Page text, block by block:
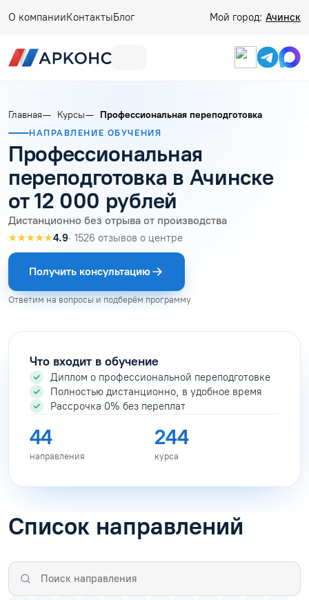
О компанииКонтактыБлог Мой город: Ачинск
Главная Курсы Профессиональная переподготовка
НАПРАВЛЕНИЕ ОБУЧЕНИЯ
Профессиональная
переподготовка в Ачинске
от 12 000 рублей
Дистанционно без отрыва от производства
★★★★★4.9· 1526 отзывов о центре
Получить консультацию
Ответим на вопросы и подберём программу
Что входит в обучение
Диплом о профессиональной переподготовке
Полностью дистанционно, в удобное время
Рассрочка 0% без переплат
44
направления
244
курса
Список направлений